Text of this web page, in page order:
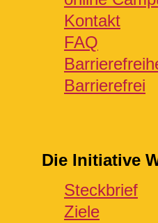
Kontakt
FAQ
Barrierefrei
Die Initiative
Steckbrief
Ziele